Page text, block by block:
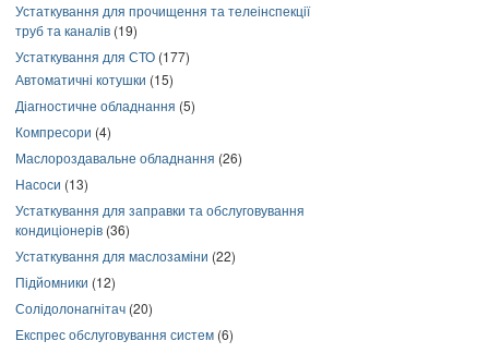
Устаткування для прочищення та телеінспекції
труб та каналів (19)
Устаткування для СТО (177)
Автоматичні котушки (15)
Діагностичне обладнання (5)
Компресори (4)
Маслороздавальне обладнання (26)
Насоси (13)
Устаткування для заправки та обслуговування
кондиціонерів (36)
Устаткування для маслозаміни (22)
Підйомники (12)
Солідолонагнітач (20)
Експрес обслуговування систем (6)